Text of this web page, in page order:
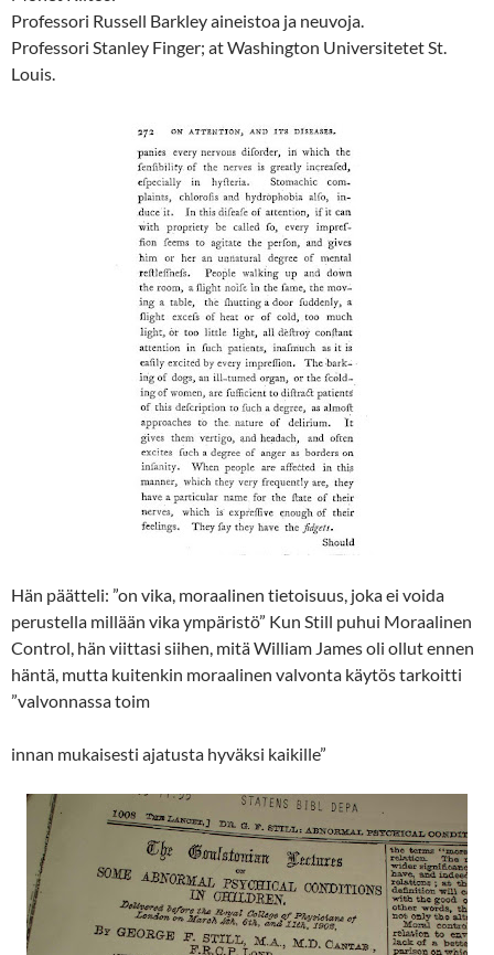
Professori Russell Barkley aineistoa ja neuvoja.
Professori Stanley Finger; at Washington Universitetet St.
Louis.
Hän päätteli: ”on vika, moraalinen tietoisuus, joka ei voida
perustella millään vika ympäristö” Kun Still puhui Moraalinen
Control, hän viittasi siihen, mitä William James oli ollut ennen
häntä, mutta kuitenkin moraalinen valvonta käytös tarkoitti
”valvonnassa toim
innan mukaisesti ajatusta hyväksi kaikille”